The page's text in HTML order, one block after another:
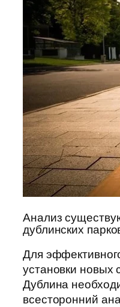
Анализ
дублинских
Для
установки новых
Дублина
всесторонний